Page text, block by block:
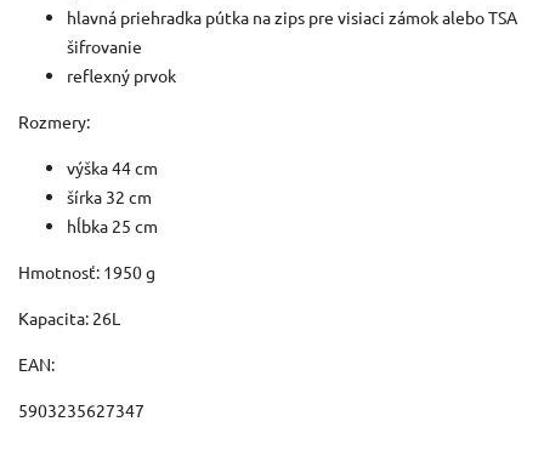
hlavná priehradka pútka na zips pre visiaci zámok alebo TSA
šifrovanie
reflexný prvok
Rozmery:
výška 44 cm
šírka 32 cm
hĺbka 25 cm
Hmotnosť: 1950 g
Kapacita: 26L
EAN:
5903235627347